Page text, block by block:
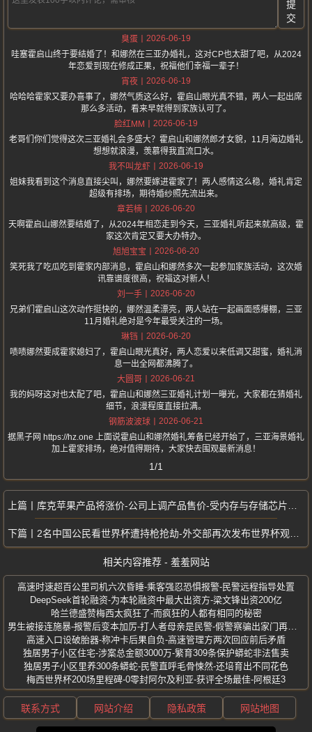
提
交
臭蛋
2026-06-19
哇塞霍启山终于要结婚了！和娜然在三亚办婚礼，这对CP也太甜了吧，从2024
年恋爱到现在修成正果，祝福他们幸福一辈子！
宵夜
2026-06-19
哈哈哈霍家又要办喜事了，娜然气质这么好，霍启山眼光真不错，两人一起出席
那么多活动，看来早就得到家族认可了。
脸红MM
2026-06-19
老哥们你们觉得这次三亚婚礼会多盛大？霍启山和娜然郎才女貌，11月海边婚礼
想想就浪漫，羡慕得我直流口水。
我不叫龙虾
2026-06-19
姐妹我看到这个消息直接尖叫，娜然要嫁进霍家了！两人感情这么稳，婚礼肯定
超级有排场，期待婚纱照先流出来。
章若楠
2026-06-20
天啊霍启山娜然要结婚了，从2024年相恋走到今天，三亚婚礼听起来就高级，霍
家这次肯定又要大办特办。
旭旭宝宝
2026-06-20
笑死我了吃瓜吃到霍家内部消息，霍启山和娜然多次一起参加家族活动，这次婚
讯靠谱度很高，祝福这对新人！
刘一手
2026-06-20
兄弟们霍启山这次动作挺快的，娜然温柔漂亮，两人站在一起画面感爆棚，三亚
11月婚礼绝对是今年最受关注的一场。
琳铛
2026-06-20
啧啧娜然要成霍家媳妇了，霍启山眼光真好，两人恋爱以来低调又甜蜜，婚礼消
息一出全网都沸腾了。
大圆哥
2026-06-21
我的妈呀这对也太配了吧，霍启山和娜然三亚婚礼计划一曝光，大家都在猜婚礼
细节，浪漫程度直接拉满。
钢筋波波球
2026-06-21
据黑子网 https://hz.one 上面说霍启山和娜然婚礼筹备已经开始了，三亚海景婚礼
加上霍家排场，绝对值得期待，大家快去围观最新消息！
1/1
库克苹果产品将涨价-公司上调产品售价-受内存与存储芯片成本大幅走高影响
2名中国公民看世界杯遭持枪抢劫-外交部再次发布世界杯观赛提醒
相关内容推荐 - 羞羞网站
高速时速超百公里司机六次昏睡-乘客强忍恐惧报警-民警远程指导处置
DeepSeek首轮融资-为本轮融资中最大出资方-梁文锋出资200亿
哈兰德盛赞梅西太疯狂了-而疯狂的人都有相同的秘密
高速入口设破胎器-称冲卡后果自负-高速管理方两次回应前后矛盾
独居男子小区住宅-涉案总金额3000万-繁育309条保护蟒蛇非法售卖
独居男子小区里养300条蟒蛇-民警直呼毛骨悚然-还培育出不同花色
梅西世界杯200场里程碑-0零封阿尔及利亚-获评全场最佳-阿根廷3
联系方式 网站介绍 隐私政策 网站地图